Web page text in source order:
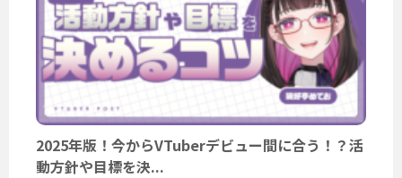
2025年版！今からVTuberデビュー間に合う！？活
動方針や目標を決...